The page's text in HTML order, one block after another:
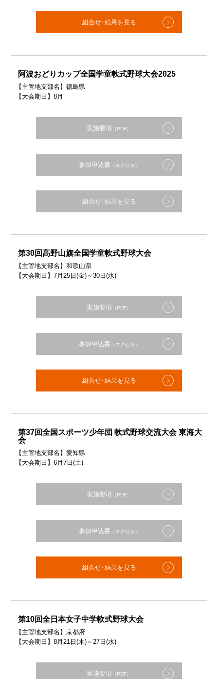
組合せ･結果を見る
阿波おどりカップ全国学童軟式野球大会2025
【主管地支部名】徳島県
【大会期日】8月
実施要項 （PDF）
参加申込書 （エクセル）
組合せ･結果を見る
第30回高野山旗全国学童軟式野球大会
【主管地支部名】和歌山県
【大会期日】7月25日(金)～30日(水)
実施要項 （PDF）
参加申込書 （エクセル）
組合せ･結果を見る
第37回全国スポーツ少年団 軟式野球交流大会 東海大
会
【主管地支部名】愛知県
【大会期日】6月7日(土)
実施要項 （PDF）
参加申込書 （エクセル）
組合せ･結果を見る
第10回全日本女子中学軟式野球大会
【主管地支部名】京都府
【大会期日】8月21日(木)～27日(水)
実施要項 （PDF）